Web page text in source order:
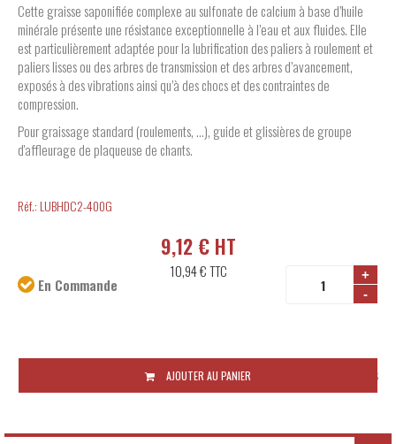
Cette graisse saponifiée complexe au sulfonate de calcium à base d’huile
minérale présente une résistance exceptionnelle à l’eau et aux fluides. Elle
est particulièrement adaptée pour la lubrification des paliers à roulement et
paliers lisses ou des arbres de transmission et des arbres d’avancement,
exposés à des vibrations ainsi qu’à des chocs et des contraintes de
compression.
Pour graissage standard (roulements, …), guide et glissières de groupe
d'affleurage de plaqueuse de chants.
Réf.: LUBHDC2-400G
9,12 € HT
10,94 €TTC
+
-
En Commande
Sous 10 jours ouvrés
AJOUTER AU PANIER